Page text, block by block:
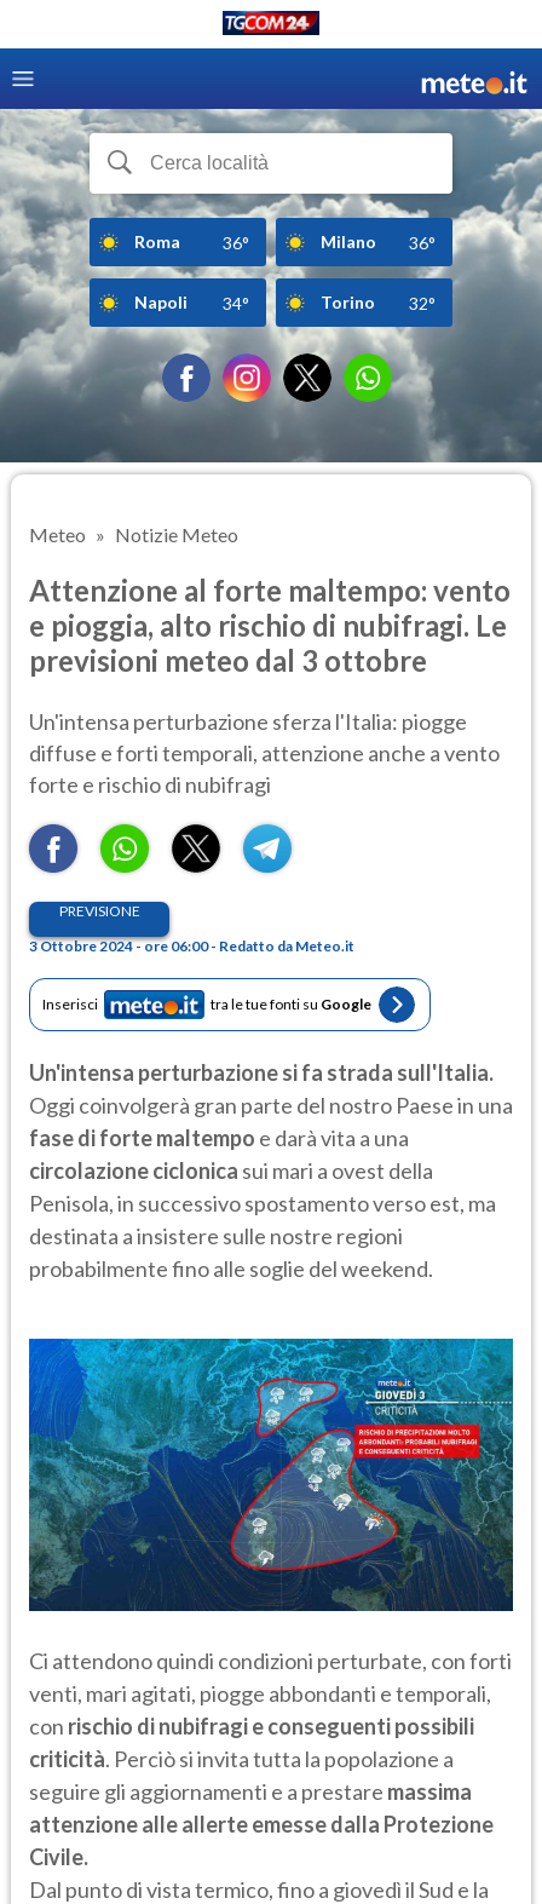
Roma 36° Milano 36°
Napoli 34° Torino 32°
Meteo Notizie Meteo
Attenzione al forte maltempo: vento
e pioggia, alto rischio di nubifragi. Le
previsioni meteo dal 3 ottobre
Un'intensa perturbazione sferza l'Italia: piogge
diffuse e forti temporali, attenzione anche a vento
forte e rischio di nubifragi
PREVISIONE
3 Ottobre 2024 - ore 06:00 - Redatto da Meteo.it
Inserisci tra le tue fonti su Google
Un'intensa perturbazione si fa strada sull'Italia.
Oggi coinvolgerà gran parte del nostro Paese in una
fase di forte maltempo e darà vita a una
circolazione ciclonica sui mari a ovest della
Penisola, in successivo spostamento verso est, ma
destinata a insistere sulle nostre regioni
probabilmente fino alle soglie del weekend.
Ci attendono quindi condizioni perturbate, con forti
venti, mari agitati, piogge abbondanti e temporali,
con rischio di nubifragi e conseguenti possibili
criticità. Perciò si invita tutta la popolazione a
seguire gli aggiornamenti e a prestare massima
attenzione alle allerte emesse dalla Protezione
Civile.
Dal punto di vista termico, fino a giovedì il Sud e la